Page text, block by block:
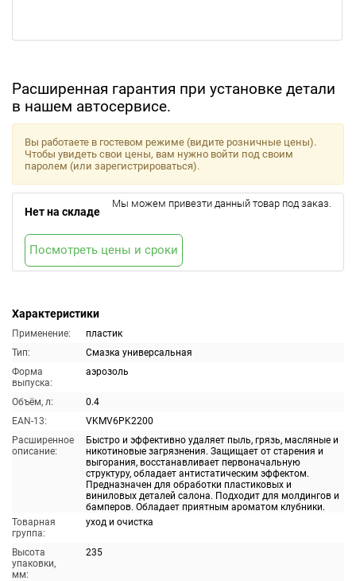
Расширенная гарантия при установке детали
в нашем автосервисе.
Характеристики
Применение:
пластик
Тип:
Смазка универсальная
Форма
выпуска:
аэрозоль
Объём, л:
0.4
EAN-13:
VKMV6PK2200
Расширенное
описание:
Быстро и эффективно удаляет пыль, грязь, масляные и
никотиновые загрязнения. Защищает от старения и
выгорания, восстанавливает первоначальную
структуру, обладает антистатическим эффектом.
Предназначен для обработки пластиковых и
виниловых деталей салона. Подходит для молдингов и
бамперов. Обладает приятным ароматом клубники.
Товарная
группа:
уход и очистка
Высота
упаковки,
мм:
235
Вы работаете в гостевом режиме (видите розничные цены).
Чтобы увидеть свои цены, вам нужно войти под своим
паролем (или зарегистрироваться).
Нет на складе
Мы можем привезти данный товар под заказ.
Посмотреть цены и сроки